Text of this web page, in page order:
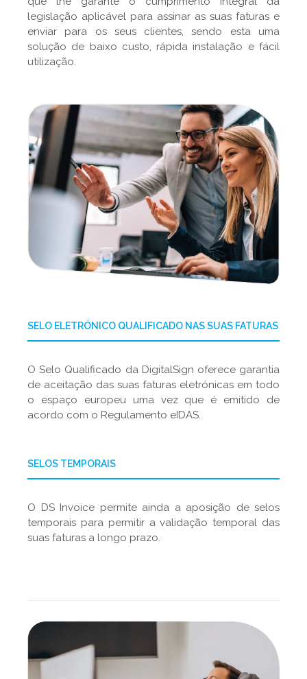
legislação aplicável para assinar as suas faturas e
enviar para os seus clientes, sendo esta uma
solução de baixo custo, rápida instalação e fácil
utilização.
SELO ELETRÓNICO QUALIFICADO NAS SUAS FATURAS
O Selo Qualificado da DigitalSign oferece garantia
de aceitação das suas faturas eletrónicas em todo
o espaço europeu uma vez que é emitido de
acordo com o Regulamento eIDAS.
SELOS TEMPORAIS
O DS Invoice permite ainda a aposição de selos
temporais para permitir a validação temporal das
suas faturas a longo prazo.